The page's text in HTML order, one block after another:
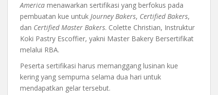
America menawarkan sertifikasi yang berfokus pada
pembuatan kue untuk Journey Bakers, Certified Bakers,
dan Certified Master Bakers. Colette Christian, Instruktur
Koki Pastry Escoffier, yakni Master Bakery Bersertifikat
melalui RBA.
Peserta sertifikasi harus memanggang lusinan kue
kering yang sempurna selama dua hari untuk
mendapatkan gelar tersebut.